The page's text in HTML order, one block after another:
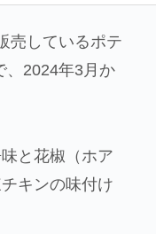
売しているポテ
、2024年3月か
と花椒（ホア
キンの味付け